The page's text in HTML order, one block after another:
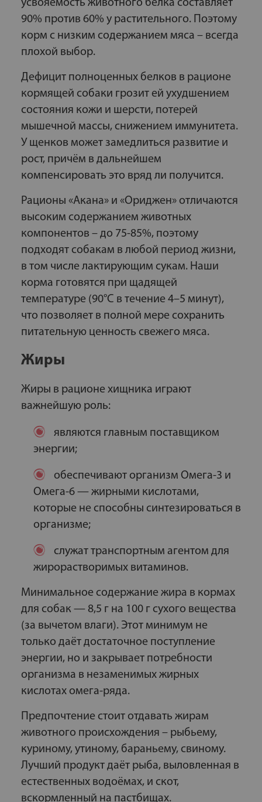
усвояемость животного белка составляет
90% против 60% у растительного. Поэтому
корм с низким содержанием мяса – всегда
плохой выбор.
Дефицит полноценных белков в рационе
кормящей собаки грозит ей ухудшением
состояния кожи и шерсти, потерей
мышечной массы, снижением иммунитета.
У щенков может замедлиться развитие и
рост, причём в дальнейшем
компенсировать это вряд ли получится.
Рационы «Акана» и «Ориджен» отличаются
высоким содержанием животных
компонентов – до 75-85%, поэтому
подходят собакам в любой период жизни,
в том числе лактирующим сукам. Наши
корма готовятся при щадящей
температуре (90°С в течение 4–5 минут),
что позволяет в полной мере сохранить
питательную ценность свежего мяса.
Жиры
Жиры в рационе хищника играют
важнейшую роль:
являются главным поставщиком
энергии;
обеспечивают организм Омега-3 и
Омега-6 — жирными кислотами,
которые не способны синтезироваться в
организме;
служат транспортным агентом для
жирорастворимых витаминов.
Минимальное содержание жира в кормах
для собак — 8,5 г на 100 г сухого вещества
(за вычетом влаги). Этот минимум не
только даёт достаточное поступление
энергии, но и закрывает потребности
организма в незаменимых жирных
кислотах омега-ряда.
Предпочтение стоит отдавать жирам
животного происхождения – рыбьему,
куриному, утиному, бараньему, свиному.
Лучший продукт даёт рыба, выловленная в
естественных водоёмах, и скот,
вскормленный на пастбищах.